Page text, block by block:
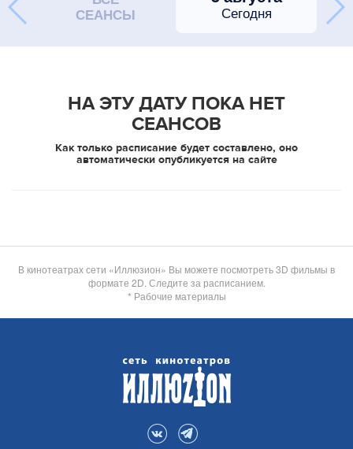
СЕАНСЫ
Сегодня
НА ЭТУ ДАТУ ПОКА НЕТ
СЕАНСОВ
Как только расписание будет составлено, оно
автоматически опубликуется на сайте
В кинотеатрах сети «Иллюзион» Вы можете посмотреть 3D фильмы в
формате 2D. Следите за расписанием.
* Рабочие материалы